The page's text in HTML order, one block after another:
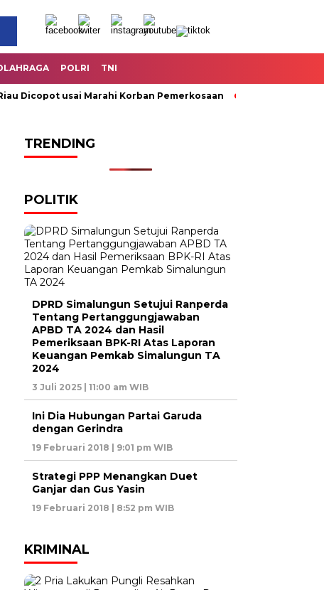
POLRI TNI
usai Marahi Korban Pemerkosaan Kemendag Cabut
TRENDING
POLITIK
DPRD Simalungun Setujui Ranperda
Tentang Pertanggungjawaban
APBD TA 2024 dan Hasil
Pemeriksaan BPK-RI Atas Laporan
Keuangan Pemkab Simalungun TA
2024
3 Juli 2025 | 11:00 am WIB
Ini Dia Hubungan Partai Garuda
dengan Gerindra
19 Februari 2018 | 9:01 pm WIB
Strategi PPP Menangkan Duet
Ganjar dan Gus Yasin
19 Februari 2018 | 8:52 pm WIB
KRIMINAL